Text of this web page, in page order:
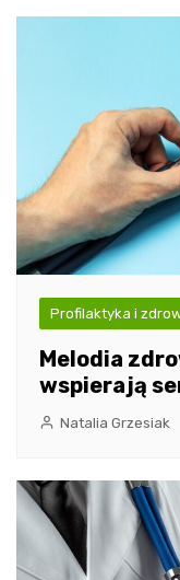
Profilaktyka i
Melodia
wspierają
Natalia Grzesiak